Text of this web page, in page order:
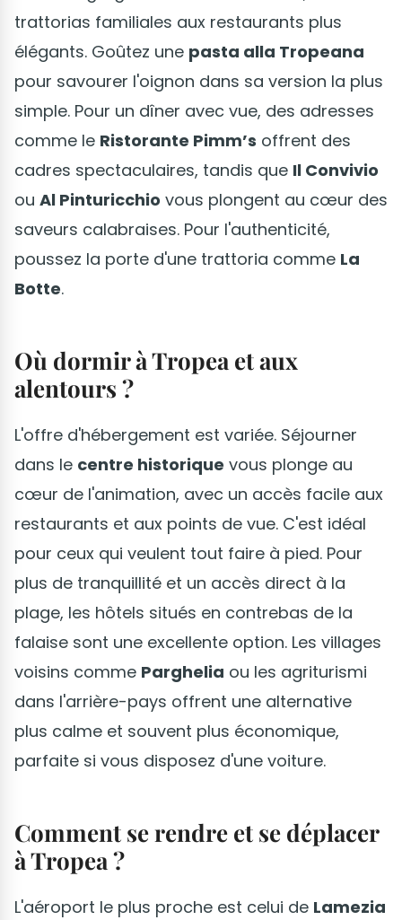
trattorias familiales aux restaurants plus
élégants. Goûtez une pasta alla Tropeana
pour savourer l'oignon dans sa version la plus
simple. Pour un dîner avec vue, des adresses
comme le Ristorante Pimm’s offrent des
cadres spectaculaires, tandis que Il Convivio
ou Al Pinturicchio vous plongent au cœur des
saveurs calabraises. Pour l'authenticité,
poussez la porte d'une trattoria comme La
Botte.
Où dormir à Tropea et aux
alentours ?
L'offre d'hébergement est variée. Séjourner
dans le centre historique vous plonge au
cœur de l'animation, avec un accès facile aux
restaurants et aux points de vue. C'est idéal
pour ceux qui veulent tout faire à pied. Pour
plus de tranquillité et un accès direct à la
plage, les hôtels situés en contrebas de la
falaise sont une excellente option. Les villages
voisins comme Parghelia ou les agriturismi
dans l'arrière-pays offrent une alternative
plus calme et souvent plus économique,
parfaite si vous disposez d'une voiture.
Comment se rendre et se déplacer
à Tropea ?
L'aéroport le plus proche est celui de Lamezia